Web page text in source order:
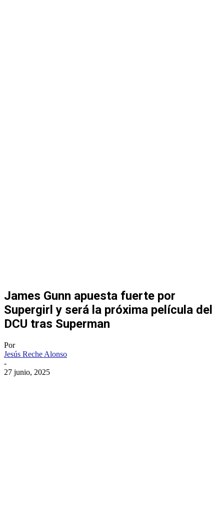
James Gunn apuesta fuerte por
Supergirl y será la próxima película del
DCU tras Superman
Por
Jesús Reche Alonso
-
27 junio, 2025